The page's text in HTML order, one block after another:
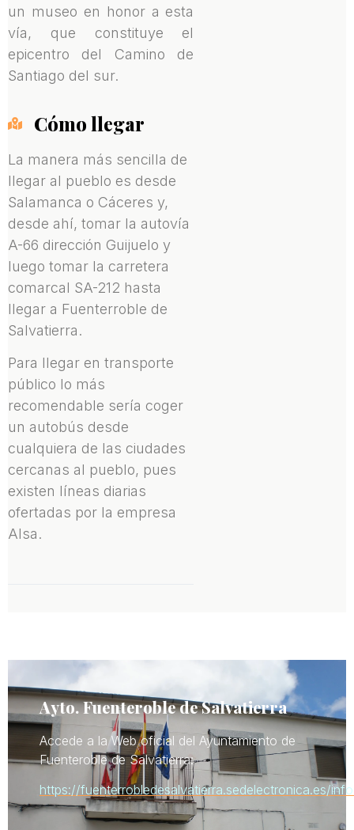
un museo en honor a esta
vía, que constituye el
epicentro del Camino de
Santiago del sur.
Cómo llegar
La manera más sencilla de
llegar al pueblo es desde
Salamanca o Cáceres y,
desde ahí, tomar la autovía
A-66 dirección Guijuelo y
luego tomar la carretera
comarcal SA-212 hasta
llegar a Fuenterroble de
Salvatierra.
Para llegar en transporte
público lo más
recomendable sería coger
un autobús desde
cualquiera de las ciudades
cercanas al pueblo, pues
existen líneas diarias
ofertadas por la empresa
Alsa.
Ayto. Fuenteroble de Salvatierra
Accede a la Web oficial del Ayuntamiento de
Fuenteroble de Salvatierra:
https://fuenterrobledesalvatierra.sedelectronica.es/